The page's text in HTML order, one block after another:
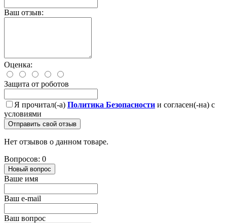
Ваш отзыв:
Оценка:
Защита от роботов
Я прочитал(-а) Политика Безопасности и согласен(-на) с
условиями
Отправить свой отзыв
Нет отзывов о данном товаре.
Вопросов: 0
Новый вопрос
Ваше имя
Ваш e-mail
Ваш вопрос